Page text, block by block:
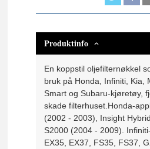
Produktinfo
En koppstil oljefilternøkkel
bruk på Honda, Infiniti, Kia,
Smart og Subaru-kjøretøy,
skade filterhuset.Honda-
(2002 - 2003), Insight
S2000 (2004 - 2009).
EX35, EX37, FS35, FS37,